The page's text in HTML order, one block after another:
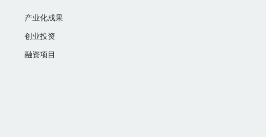
产业化成果
创业投资
融资项目